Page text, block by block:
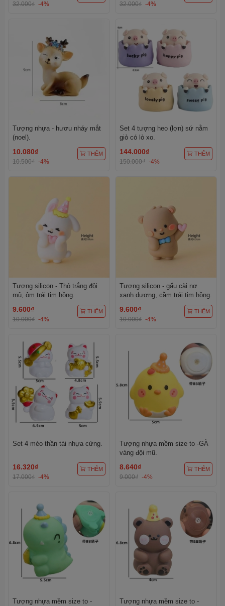
32.000₫ -4% 32.000₫ -4%
Tượng nhựa - hươu nháy mắt
(noel).
10.080₫
10.500₫ -4%
THÊM
Set 4 tượng heo (lợn) sứ nằm
giỏ có lò xo.
144.000₫
150.000₫ -4%
THÊM
Tượng silicon - Thỏ trắng đội
mũ, ôm trái tim hồng.
9.600₫
10.000₫ -4%
THÊM
Tượng silicon - gấu cài nơ
xanh dương, cầm trái tim hồng.
9.600₫
10.000₫ -4%
THÊM
Set 4 mèo thần tài nhựa cứng.
16.320₫
17.000₫ -4%
THÊM
Tượng nhựa mềm size to -GÀ
vàng đội mũ.
8.640₫
9.000₫ -4%
THÊM
Tượng nhựa mềm size to -
Tượng nhựa mềm size to -